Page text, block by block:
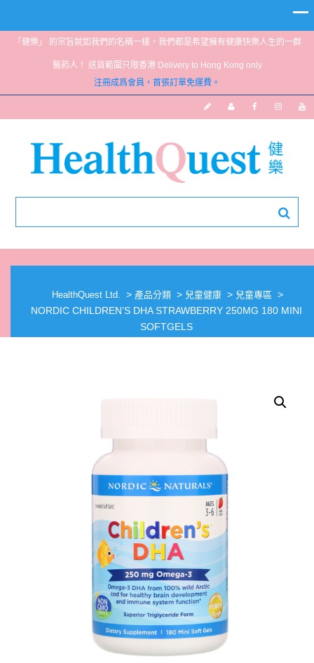
「健樂」 的宗旨就如我們的名稱一樣，我們都是希望擁有健康快樂人生的一群
醫葯人！ 送貨範圍只限香港 Delivery to Hong Kong only
注冊成爲會員，首張訂單免運費。
250MG 180 MINI SOFTGELS
HealthQuest Ltd. > 產品分類 > 兒童健康 > 兒童專區 >
NORDIC CHILDREN’S DHA STRAWBERRY 250MG 180 MINI
SOFTGELS